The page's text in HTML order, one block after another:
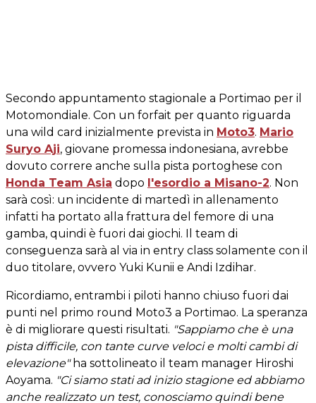
Secondo appuntamento stagionale a Portimao per il
Motomondiale. Con un forfait per quanto riguarda
una wild card inizialmente prevista in Moto3. Mario
Suryo Aji, giovane promessa indonesiana, avrebbe
dovuto correre anche sulla pista portoghese con
Honda Team Asia dopo l'esordio a Misano-2. Non
sarà così: un incidente di martedì in allenamento
infatti ha portato alla frattura del femore di una
gamba, quindi è fuori dai giochi. Il team di
conseguenza sarà al via in entry class solamente con il
duo titolare, ovvero Yuki Kunii e Andi Izdihar.
Ricordiamo, entrambi i piloti hanno chiuso fuori dai
punti nel primo round Moto3 a Portimao. La speranza
è di migliorare questi risultati. "Sappiamo che è una
pista difficile, con tante curve veloci e molti cambi di
elevazione"ha sottolineato il team manager Hiroshi
Aoyama. "Ci siamo stati ad inizio stagione ed abbiamo
anche realizzato un test, conosciamo quindi bene